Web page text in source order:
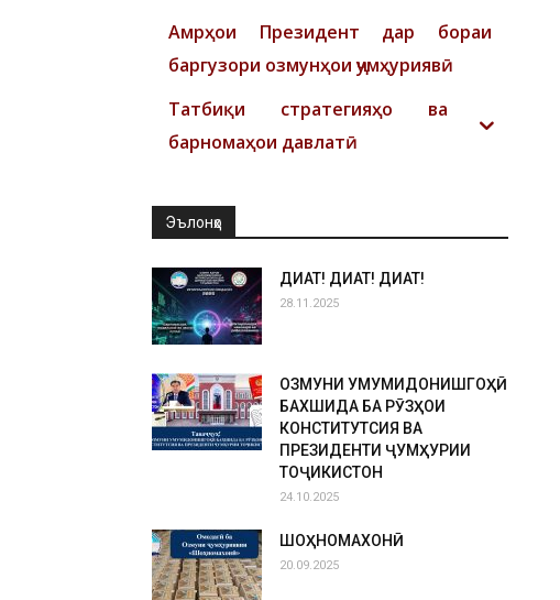
Амрҳои Президент дар бораи
баргузори озмунҳои ҷумҳуриявӣ
Татбиқи стратегияҳо ва
барномаҳои давлатӣ
Эълонҳо
ДИҚҚАТ! ДИҚҚАТ! ДИҚҚАТ!
28.11.2025
ОЗМУНИ УМУМИДОНИШГОҲӢ
БАХШИДА БА РӮЗҲОИ
КОНСТИТУТСИЯ ВА
ПРЕЗИДЕНТИ ҶУМҲУРИИ
ТОҶИКИСТОН
24.10.2025
ШОҲНОМАХОНӢ
20.09.2025